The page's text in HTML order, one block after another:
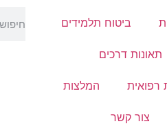
ביטוח תלמידים
תאונות דרכים
רפואית המלצות
צור קשר